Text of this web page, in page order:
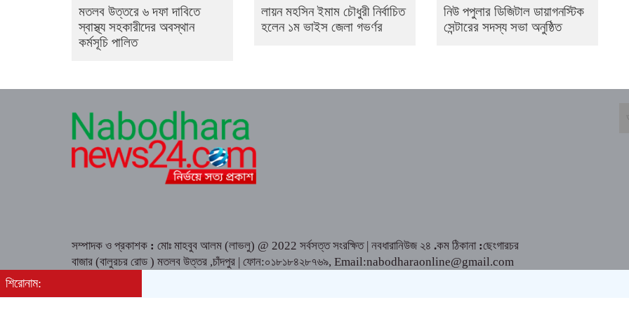
মতলব উত্তরে ৬ দফা দাবিতে
স্বাস্থ্য সহকারীদের অবস্থান
কর্মসূচি পালিত
লায়ন মহসিন ইমাম চৌধুরী নির্বাচিত
হলেন ১ম ভাইস জেলা গভর্ণর
নিউ পপুলার ডিজিটাল ডায়াগনস্টিক
সেন্টারের সদস্য সভা অনুষ্ঠিত
সম্পাদক ও প্রকাশক : মোঃ মাহবুব আলম (লাভলু) @ 2022 সর্বসত্ত সংরক্ষিত | নবধারানিউজ ২৪ .কম ঠিকানা :ছেংগারচর
বাজার (বালুরচর রোড ) মতলব উত্তর ,চাঁদপুর | ফোন:০১৮১৮৪২৮৭৬৯, Email:nabodharaonline@gmail.com
শিরোনাম: